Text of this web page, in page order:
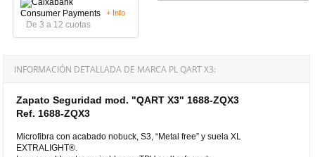
De 3 a 12 cuotas
+ Info
INFORMACIÓN DETALLADA DE MARCA PL QART X3:
Zapato Seguridad mod. "QART X3" 1688-ZQX3
Ref. 1688-ZQX3
Microfibra con acabado nobuck, S3, “Metal free” y suela XL
EXTRALIGHT®.